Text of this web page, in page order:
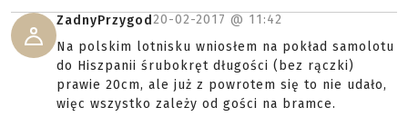
ZadnyPrzygod20-02-2017 @ 11:42
Na polskim lotnisku wniosłem na pokład samolotu
do Hiszpanii śrubokręt długości (bez rączki)
prawie 20cm, ale już z powrotem się to nie udało,
więc wszystko zależy od gości na bramce.